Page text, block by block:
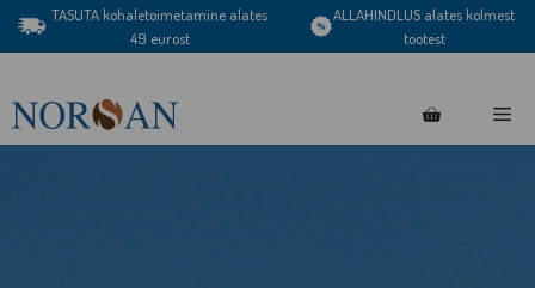
Skip
to
TASUTA kohaletoimetamine alates
49 eurost
ALLAHINDLUS alates kolmest
tootest